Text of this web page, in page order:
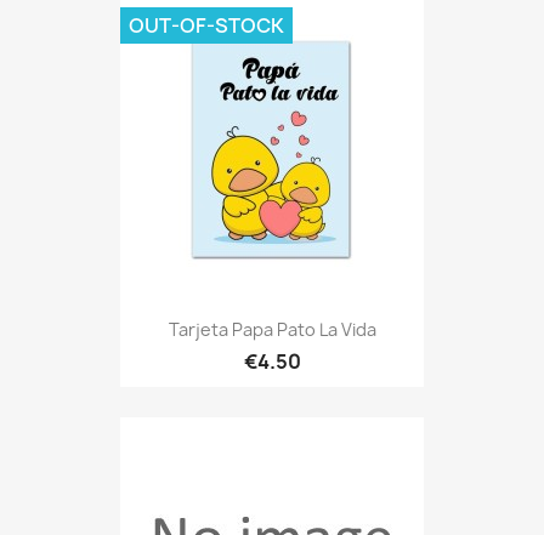
Tarjeta Papa Pato La Vida
€4.50
OUT-OF-STOCK